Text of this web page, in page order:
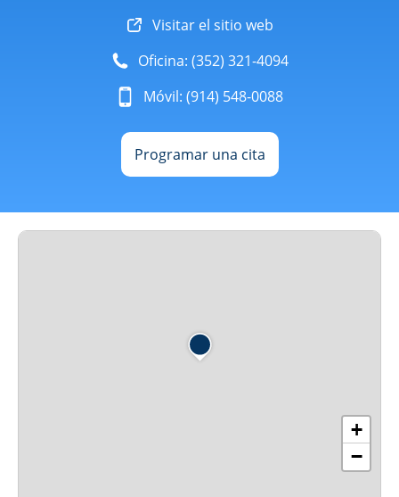
Visitar el sitio web
Oficina: (352) 321-4094
Móvil: (914) 548-0088
Programar una cita
+
−